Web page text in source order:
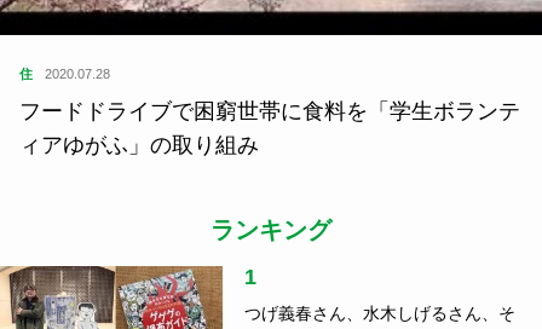
住 2020.07.28
フードドライブで困窮世帯に食料を「学生ボランテ
ィアゆがふ」の取り組み
ランキング
1
つげ義春さん、水木しげるさん、そ